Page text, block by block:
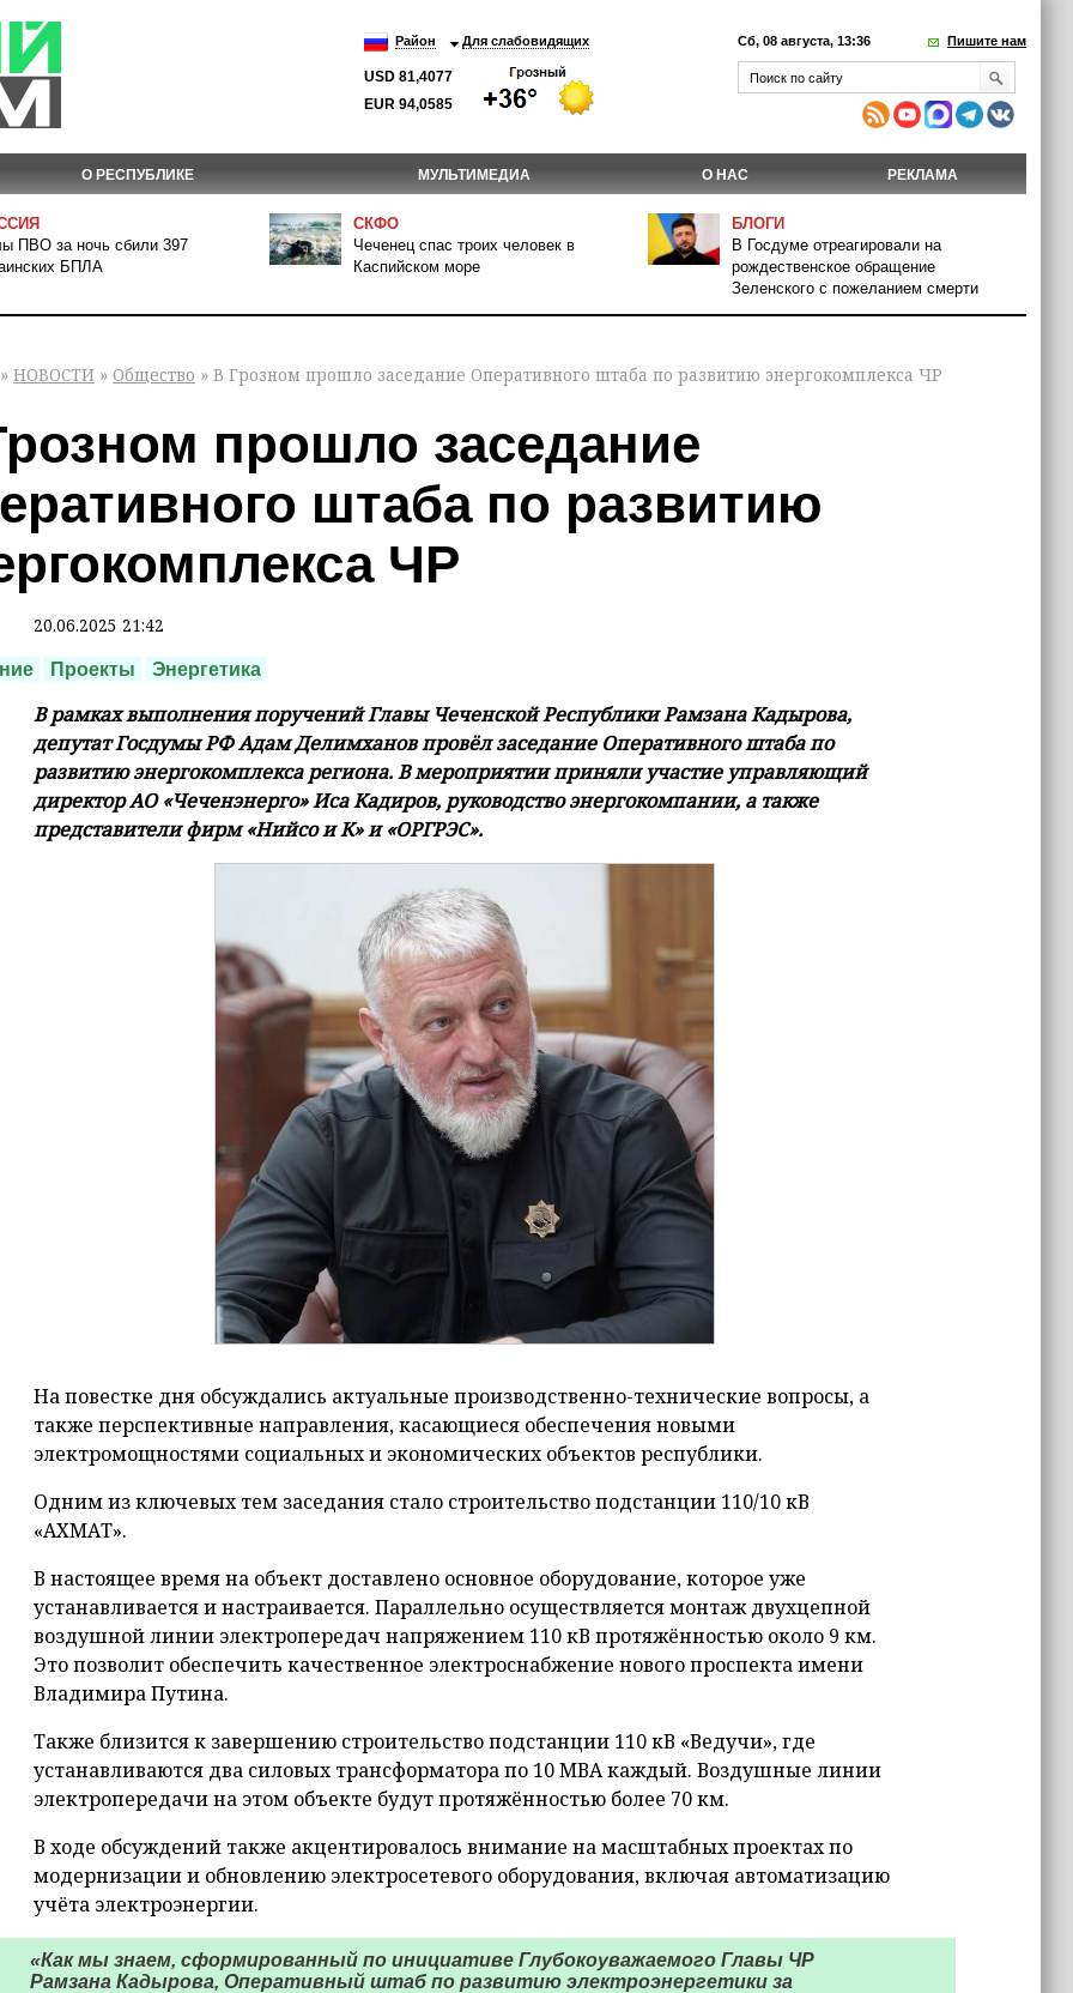
Район Для слабовидящих
USD 81,4077
EUR 94,0585
Сб, 08 августа, 13:36 Пишите нам
О РЕСПУБЛИКЕ МУЛЬТИМЕДИА О НАС РЕКЛАМА
ПВО за ночь сбили 397
БПЛА
СКФО
Чеченец спас троих человек в
Каспийском море
БЛОГИ
В Госдуме отреагировали на
рождественское обращение
Зеленского с пожеланием смерти
» НОВОСТИ » Общество » В Грозном прошло заседание Оперативного штаба по развитию энергокомплекса ЧР
прошло заседание
штаба по развитию
ЧР
20.06.2025 21:42
Проекты Энергетика
В рамках выполнения поручений Главы Чеченской Республики Рамзана Кадырова,
депутат Госдумы РФ Адам Делимханов провёл заседание Оперативного штаба по
развитию энергокомплекса региона. В мероприятии приняли участие управляющий
директор АО «Чеченэнерго» Иса Кадиров, руководство энергокомпании, а также
представители фирм «Нийсо и К» и «ОРГРЭС».
На повестке дня обсуждались актуальные производственно-технические вопросы, а
также перспективные направления, касающиеся обеспечения новыми
электромощностями социальных и экономических объектов республики.
Одним из ключевых тем заседания стало строительство подстанции 110/10 кВ
«АХМАТ».
В настоящее время на объект доставлено основное оборудование, которое уже
устанавливается и настраивается. Параллельно осуществляется монтаж двухцепной
воздушной линии электропередач напряжением 110 кВ протяжённостью около 9 км.
Это позволит обеспечить качественное электроснабжение нового проспекта имени
Владимира Путина.
Также близится к завершению строительство подстанции 110 кВ «Ведучи», где
устанавливаются два силовых трансформатора по 10 МВА каждый. Воздушные линии
электропередачи на этом объекте будут протяжённостью более 70 км.
В ходе обсуждений также акцентировалось внимание на масштабных проектах по
модернизации и обновлению электросетевого оборудования, включая автоматизацию
учёта электроэнергии.
«Как мы знаем, сформированный по инициативе Глубокоуважаемого Главы ЧР
Рамзана Кадырова, Оперативный штаб по развитию электроэнергетики за